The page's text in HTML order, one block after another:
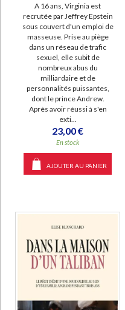
A 16 ans, Virginia est
recrutée par Jeffrey Epstein
sous couvert d'un emploi de
masseuse. Prise au piège
dans un réseau de trafic
sexuel, elle subit de
nombreux abus du
milliardaire et de
personnalités puissantes,
dont le prince Andrew.
Après avoir réussi à s'en
exti...
23,00 €
En stock
AJOUTER AU PANIER